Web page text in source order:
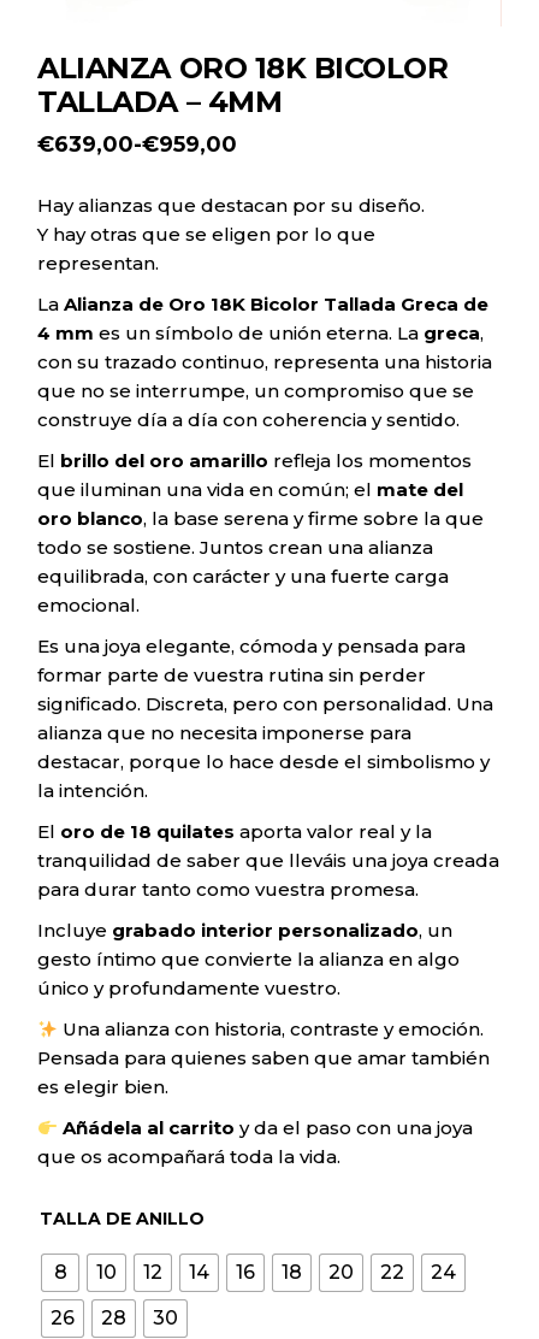
ALIANZA ORO 18K BICOLOR
TALLADA – 4MM
€639,00-€959,00
Rango
precios:
desde
€639,00
hasta
Hay alianzas que destacan por su diseño.
Y hay otras que se eligen por lo que
representan.
LaAlianza de Oro 18K Bicolor Tallada Greca de
4 mm es un símbolo de unión eterna. La greca,
con su trazado continuo, representa una historia
que no se interrumpe, un compromiso que se
construye día a día con coherencia y sentido.
El brillo del oro amarillo refleja los momentos
que iluminan una vida en común; el mate del
oro blanco, la base serena y firme sobre la que
todo se sostiene. Juntos crean una alianza
equilibrada, con carácter y una fuerte carga
emocional.
Es una joya elegante, cómoda y pensada para
formar parte de vuestra rutina sin perder
significado. Discreta, pero con personalidad. Una
alianza que no necesita imponerse para
destacar, porque lo hace desde el simbolismo y
la intención.
El oro de 18 quilates aporta valor real y la
tranquilidad de saber que lleváis una joya creada
para durar tanto como vuestra promesa.
Incluye grabado interior personalizado, un
gesto íntimo que convierte la alianza en algo
único y profundamente vuestro.
Una alianza con historia, contraste y emoción.
Pensada para quienes saben que amar también
es elegir bien.
Añádela al carrito y da el paso con una joya
que os acompañará toda la vida.
TALLA DE ANILLO
8 10 12 14 16 18 20 22
24
26
28 30